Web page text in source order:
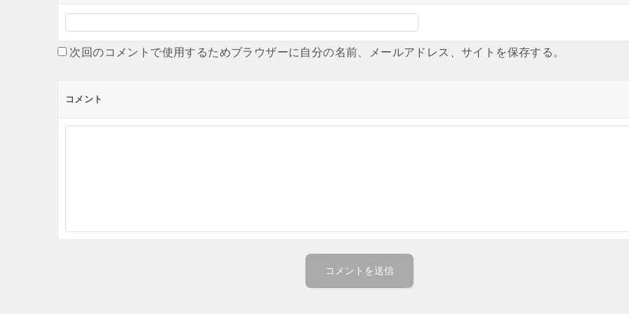
次回のコメントで使用するためブラウザーに自分の名前、メールアドレス、サイトを保存する。
コメント